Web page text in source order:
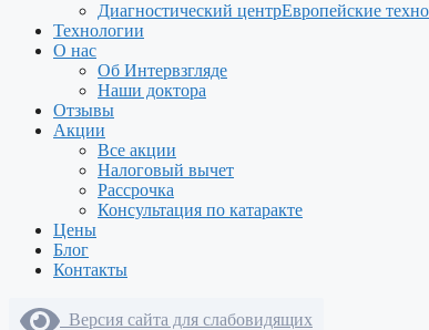
Диагностический центрЕвропейские
Технологии
О нас
Об Интервзгляде
Наши доктора
Отзывы
Акции
Все акции
Налоговый вычет
Рассрочка
Консультация по катаракте
Цены
Блог
Контакты
Версия сайта для слабовидящих